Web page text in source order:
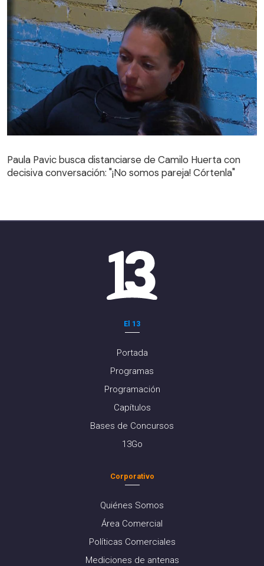
decisiva conversación: "¡No somos pareja! Córtenla"
Paula Pavic busca distanciarse de Camilo Huerta con
decisiva conversación: "¡No somos pareja! Córtenla"
El 13
Portada
Programas
Programación
Capítulos
Bases de Concursos
13Go
Corporativo
Quiénes Somos
Área Comercial
Políticas Comerciales
Mediciones de antenas